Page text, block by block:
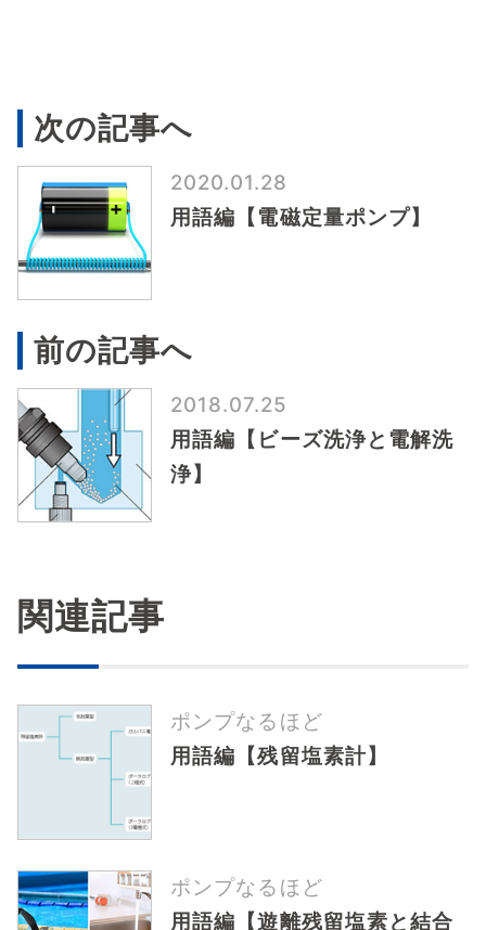
次の記事へ
2020.01.28
用語編【電磁定量ポンプ】
前の記事へ
2018.07.25
用語編【ビーズ洗浄と電解洗
浄】
関連記事
ポンプなるほど
用語編【残留塩素計】
ポンプなるほど
用語編【遊離残留塩素と結合